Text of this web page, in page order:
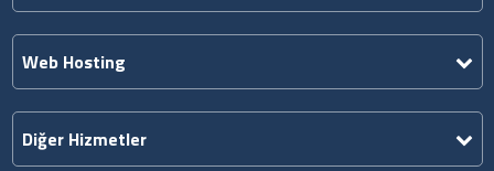
Web Hosting
Diğer Hizmetler